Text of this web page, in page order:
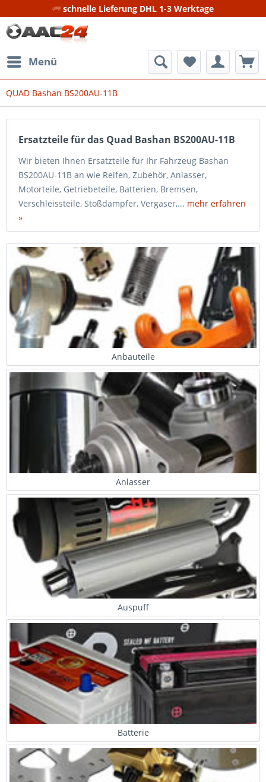
schnelle Lieferung DHL 1-3 Werktage
Menü
QUAD Bashan BS200AU-11B
Ersatzteile für das Quad Bashan BS200AU-11B
Wir bieten Ihnen Ersatzteile für Ihr Fahrzeug Bashan
BS200AU-11B an wie Reifen, Zubehör, Anlasser,
Motorteile, Getriebeteile, Batterien, Bremsen,
Verschleissteile, Stoßdämpfer, Vergaser,... mehr erfahren
»
Anbauteile
Anlasser
Auspuff
Batterie